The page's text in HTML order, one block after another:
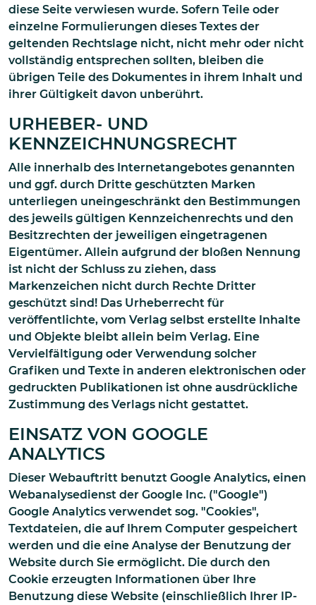
diese Seite verwiesen wurde. Sofern Teile oder
einzelne Formulierungen dieses Textes der
geltenden Rechtslage nicht, nicht mehr oder nicht
vollständig entsprechen sollten, bleiben die
übrigen Teile des Dokumentes in ihrem Inhalt und
ihrer Gültigkeit davon unberührt.
URHEBER- UND
KENNZEICHNUNGSRECHT
Alle innerhalb des Internetangebotes genannten
und ggf. durch Dritte geschützten Marken
unterliegen uneingeschränkt den Bestimmungen
des jeweils gültigen Kennzeichenrechts und den
Besitzrechten der jeweiligen eingetragenen
Eigentümer. Allein aufgrund der bloßen Nennung
ist nicht der Schluss zu ziehen, dass
Markenzeichen nicht durch Rechte Dritter
geschützt sind! Das Urheberrecht für
veröffentlichte, vom Verlag selbst erstellte Inhalte
und Objekte bleibt allein beim Verlag. Eine
Vervielfältigung oder Verwendung solcher
Grafiken und Texte in anderen elektronischen oder
gedruckten Publikationen ist ohne ausdrückliche
Zustimmung des Verlags nicht gestattet.
EINSATZ VON GOOGLE
ANALYTICS
Dieser Webauftritt benutzt Google Analytics, einen
Webanalysedienst der Google Inc. ("Google")
Google Analytics verwendet sog. "Cookies",
Textdateien, die auf Ihrem Computer gespeichert
werden und die eine Analyse der Benutzung der
Website durch Sie ermöglicht. Die durch den
Cookie erzeugten Informationen über Ihre
Benutzung diese Website (einschließlich Ihrer IP-